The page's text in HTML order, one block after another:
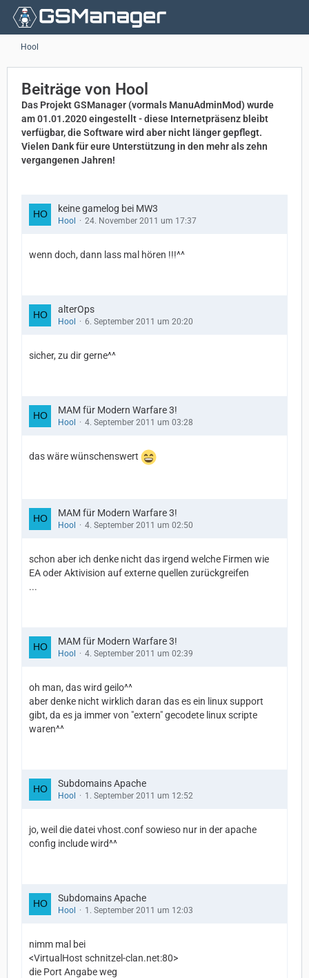
Hool
Beiträge von Hool
Das Projekt GSManager (vormals ManuAdminMod) wurde
am 01.01.2020 eingestellt - diese Internetpräsenz bleibt
verfügbar, die Software wird aber nicht länger gepflegt.
Vielen Dank für eure Unterstützung in den mehr als zehn
vergangenen Jahren!
keine gamelog bei MW3
Hool 24. November 2011 um 17:37
wenn doch, dann lass mal hören !!!^^
alterOps
Hool 6. September 2011 um 20:20
sicher, zu dir gerne^^
MAM für Modern Warfare 3!
Hool 4. September 2011 um 03:28
das wäre wünschenswert
MAM für Modern Warfare 3!
Hool 4. September 2011 um 02:50
schon aber ich denke nicht das irgend welche Firmen wie
EA oder Aktivision auf externe quellen zurückgreifen
...
MAM für Modern Warfare 3!
Hool 4. September 2011 um 02:39
oh man, das wird geilo^^
aber denke nicht wirklich daran das es ein linux support
gibt, da es ja immer von "extern" gecodete linux scripte
waren^^
Subdomains Apache
Hool 1. September 2011 um 12:52
jo, weil die datei vhost.conf sowieso nur in der apache
config include wird^^
Subdomains Apache
Hool 1. September 2011 um 12:03
nimm mal bei
<VirtualHost schnitzel-clan.net:80>
die Port Angabe weg